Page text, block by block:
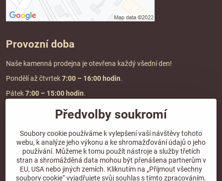
Provozní doba
Naše kamenná prodejna je otevřena každý všední den!
Pondělí až čtvrtek7:00 – 16:00 hodin.
Pátek7:00 – 15:00 hodin.
Doprava a platba
DOPRAVA ZDARMA
při objednávce nad2000 Kč vč. DPH.
*Nevztahuje se na paletovou přepravu.
Předvolby soukromí
Soubory cookie používáme k vylepšení vaší návštěvy tohoto
webu, k analýze jeho výkonu a ke shromažďování údajů o jeho
používání. Můžeme k tomu použít nástroje a služby třetích
stran a shromážděná data mohou být přenášena partnerům v
EU, USA nebo jiných zemích. Kliknutím na „Přijmout všechny
soubory cookie“ vyjadřujete svůj souhlas s tímto zpracováním.